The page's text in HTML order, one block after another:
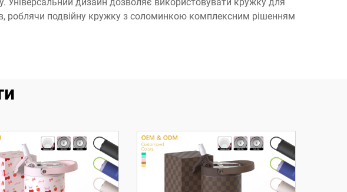
роблячи подвійну кружку з соломинкою комплексним рішенням